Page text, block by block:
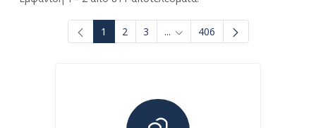
1 2 3 ... Ενδιάμεσες σελίδες Use TAB
406